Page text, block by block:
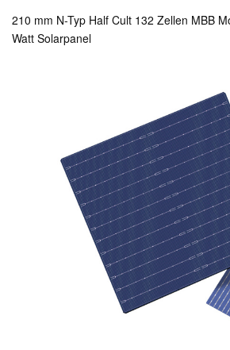
210 mm N-Typ Half Cult 132 Zellen MBB
Watt Solarpanel